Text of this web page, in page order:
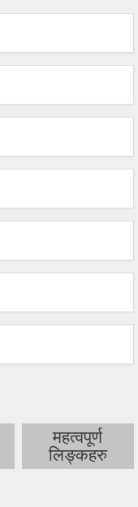
महत्वपूर्ण
लिङ्कहरु